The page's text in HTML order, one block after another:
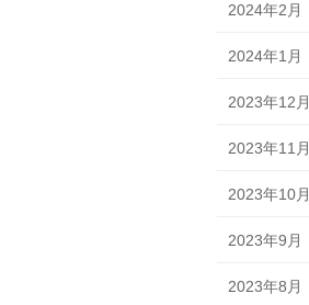
2024年2月
2024年1月
2023年12月
2023年11月
2023年10月
2023年9月
2023年8月